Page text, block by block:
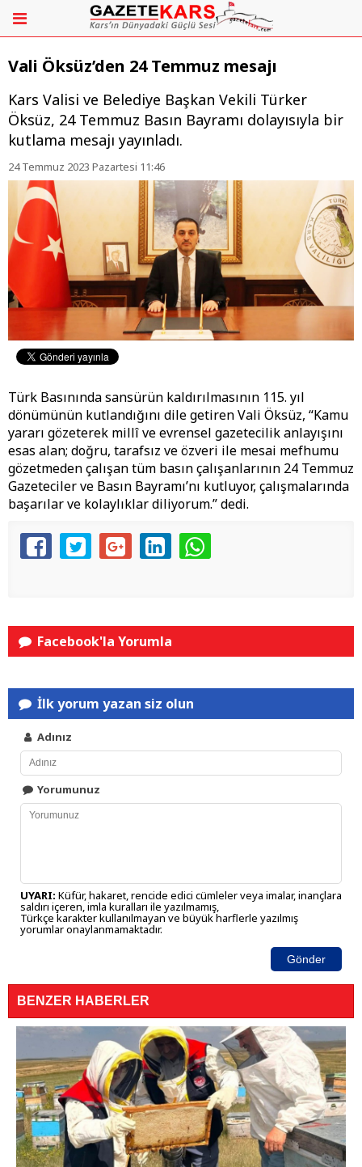
Vali Öksüz’den 24 Temmuz mesajı
Kars Valisi ve Belediye Başkan Vekili Türker
Öksüz, 24 Temmuz Basın Bayramı dolayısıyla bir
kutlama mesajı yayınladı.
24 Temmuz 2023 Pazartesi 11:46
Türk Basınında sansürün kaldırılmasının 115. yıl
dönümünün kutlandığını dile getiren Vali Öksüz, “Kamu
yararı gözeterek millî ve evrensel gazetecilik anlayışını
esas alan; doğru, tarafsız ve özveri ile mesai mefhumu
gözetmeden çalışan tüm basın çalışanlarının 24 Temmuz
Gazeteciler ve Basın Bayramı’nı kutluyor, çalışmalarında
başarılar ve kolaylıklar diliyorum.” dedi.
Facebook'la Yorumla
İlk yorum yazan siz olun
Adınız
Yorumunuz
UYARI: Küfür, hakaret, rencide edici cümleler veya imalar, inançlara
saldırı içeren, imla kuralları ile yazılmamış,
Türkçe karakter kullanılmayan ve büyük harflerle yazılmış
yorumlar onaylanmamaktadır.
Gönder
BENZER HABERLER